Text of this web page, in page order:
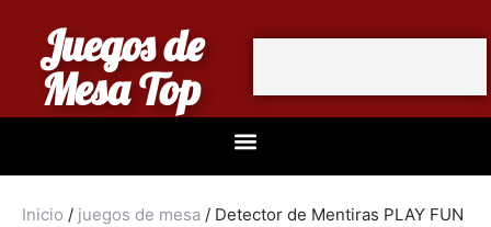
Juegos de
Mesa Top
Inicio / juegos de mesa / Detector de Mentiras PLAY FUN